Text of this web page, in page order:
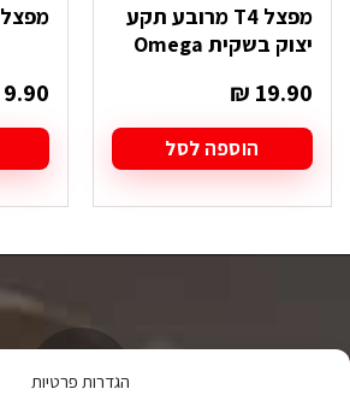
הגדרות פרטיות
מפצל T4 מרובע תקע
יצוק בשקית Omega
₪ 19.90
הוספה לסל
מפצל T2 Omega
9.90